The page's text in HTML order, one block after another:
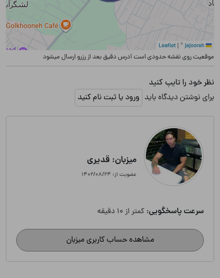
| © jajooreh
موقعیت روی نقشه حدودی است آدرس دقیق بعد از رزرو ارسال میشود
نظر خود را تایپ کنید
برای نوشتن دیدگاه باید ورود یا ثبت نام کنید
میزبان: قدیری
عضویت از: ۱۴۰۲/۰۸/۲۴
سرعت پاسخگویی: کمتر از 10 دقیقه
مشاهده حساب کاربری میزبان